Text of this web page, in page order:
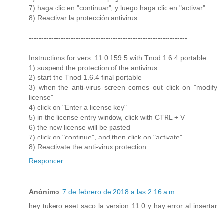
7) haga clic en "continuar", y luego haga clic en "activar"
8) Reactivar la protección antivirus
----------------------------------------------------------------
Instructions for vers. 11.0.159.5 with Tnod 1.6.4 portable.
1) suspend the protection of the antivirus
2) start the Tnod 1.6.4 final portable
3) when the anti-virus screen comes out click on "modify
license"
4) click on "Enter a license key"
5) in the license entry window, click with CTRL + V
6) the new license will be pasted
7) click on "continue", and then click on "activate"
8) Reactivate the anti-virus protection
Responder
Anónimo 7 de febrero de 2018 a las 2:16 a.m.
hey tukero eset saco la version 11.0 y hay error al insertar